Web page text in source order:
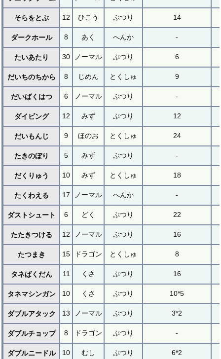
そらをとぶ 12 ひこう ぶつり 14
ダークホール 8 あく へんか -
たいあたり 30 ノーマル ぶつり 6
だいちのちから 8 じめん とくしゅ 9
だいばくはつ 6 ノーマル ぶつり -
ダイビング 12 みず ぶつり 12
だいもんじ 9 ほのお とくしゅ 24
たきのぼり 5 みず ぶつり -
だくりゅう 10 みず とくしゅ 18
たくわえる 17 ノーマル へんか -
ダストシュート 6 どく ぶつり 22
たたきつける 12 ノーマル ぶつり 16
たつまき 15 ドラゴン とくしゅ 8
タネばくだん 11 くさ ぶつり 16
タネマシンガン 10 くさ ぶつり 10*5
ダブルアタック 13 ノーマル ぶつり 3*2
ダブルチョップ 8 ドラゴン ぶつり -
ダブルニードル 10 むし ぶつり 6*2